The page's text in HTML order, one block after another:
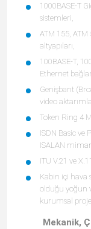
1000BASE-T
sistemleri,
ATM 155, ATM
altyapıları,
100BASE-T,
Ethernet
Genişbant
video
Token Ring 4
ISDN Basic ve
ISALAN
ITU V.21 ve
Kabin içi
olduğu yoğun
kurumsal
Mekanik,